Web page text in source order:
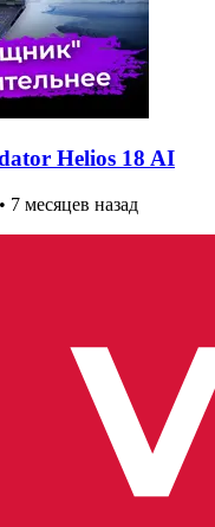
Helios 18 AI
• 7 месяцев назад